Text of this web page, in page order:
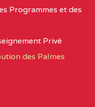
Programmes et des
Privé
des Palmes